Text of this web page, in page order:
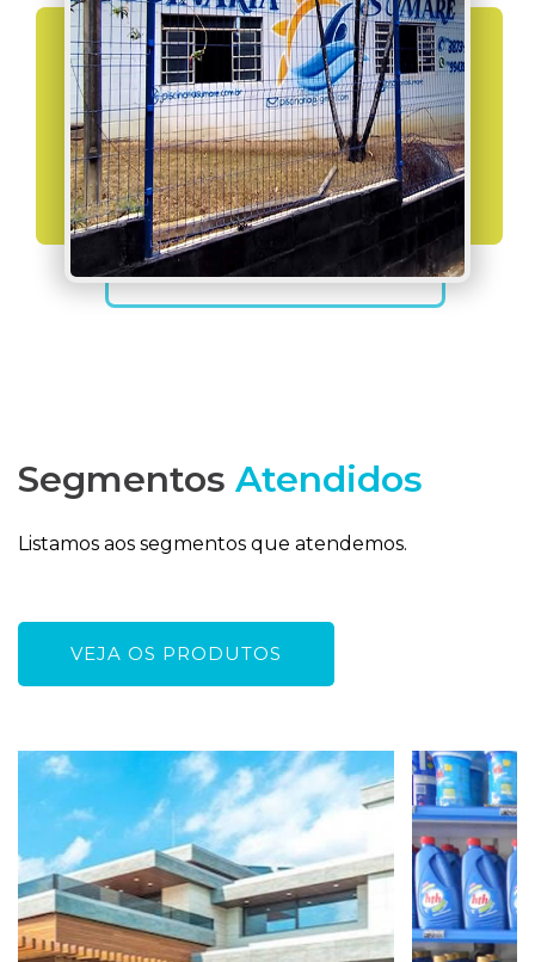
Segmentos Atendidos
Listamos aos segmentos que atendemos.
VEJA OS PRODUTOS